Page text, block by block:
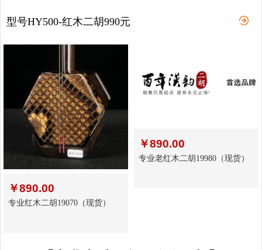
型号HY500-红木二胡990元
￥890.00
专业红木二胡19070（现货）
￥890.00
专业老红木二胡19980（现货）